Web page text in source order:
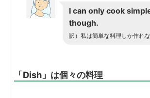
I can only cook
though.
訳）私は簡単な料理しか作れな
「Dish」は個々の料理